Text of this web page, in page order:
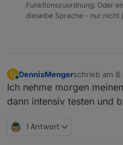
Funktionszuordnung. Oder
dieselbe Sprache - nur nicht
D
Online
DennisMengerschrieb am
zuletzt
Ich nehme morgen
dann intensiv testen und
1 Antwort